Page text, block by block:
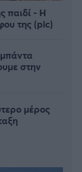
παιδί - Η
της (pic)
στην
μέρος